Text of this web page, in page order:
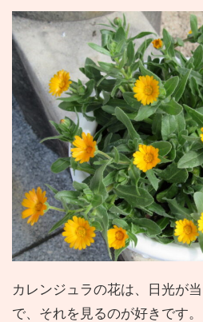
カレンジュラの花は、日光が
で、それを見るのが好きです。